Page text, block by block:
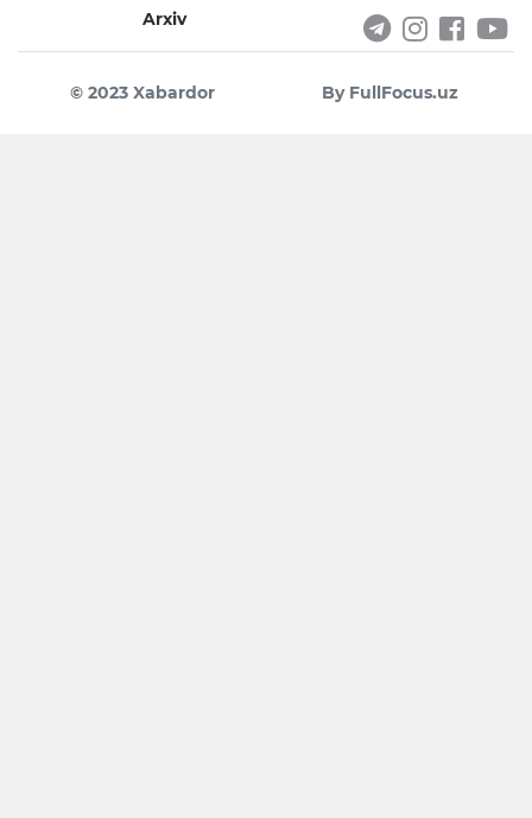
Arxiv
© 2023 Xabardor By FullFocus.uz